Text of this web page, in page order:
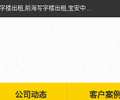
深圳鑫企通投资发展有限公司提供福田写字楼出租,福田中心区写字楼出租,后海写字楼出租,科技园写字楼出租,南山写字楼出租,前海写字楼出租,宝安中心写字楼出租,车公庙写字楼出租,深圳写字楼出租，欢迎有需要的朋友前来咨询。
公司动态 客户案例